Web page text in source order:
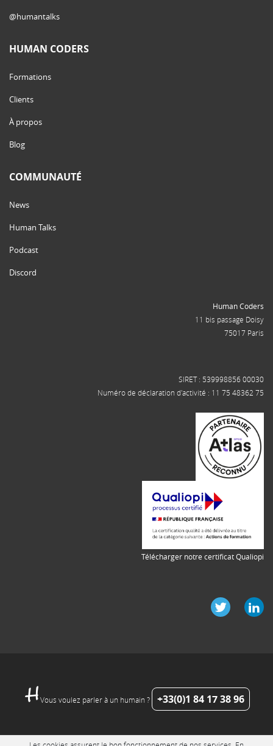
@humantalks
HUMAN CODERS
Formations
Clients
À propos
Blog
COMMUNAUTÉ
News
Human Talks
Podcast
Discord
Human Coders
11 bis passage Doisy
75017 Paris
SIRET : 539998856 00030
Numéro de déclaration d'activité : 11 75 48362 75
Télécharger notre certificat Qualiopi
Vous voulez parler à un humain ? +33(0)1 84 17 38 96